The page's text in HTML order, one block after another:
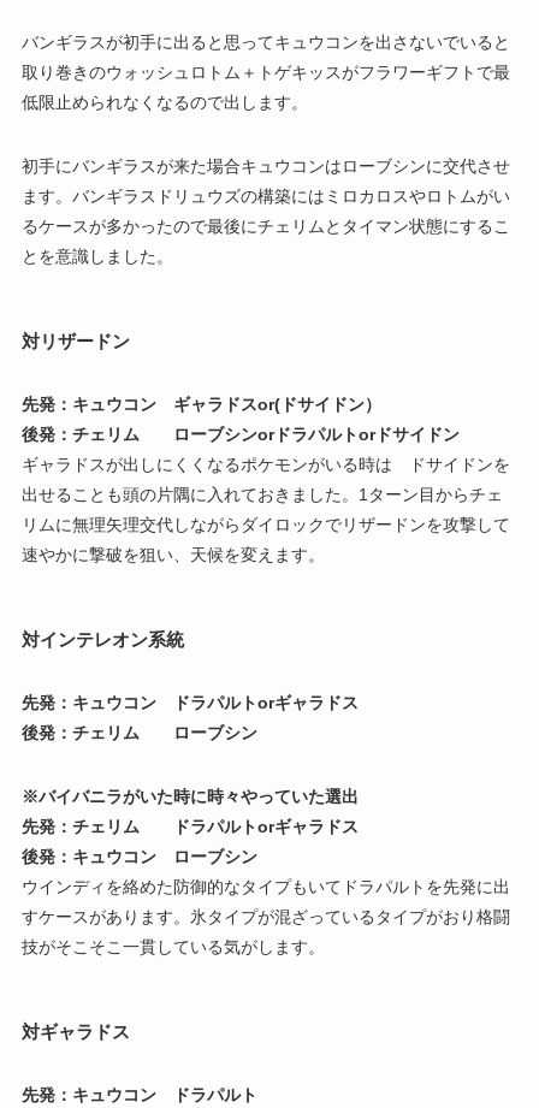
バンギラスが初手に出ると思ってキュウコンを出さないでいると
取り巻きのウォッシュロトム＋トゲキッスがフラワーギフトで最
低限止められなくなるので出します。
初手にバンギラスが来た場合キュウコンはローブシンに交代させ
ます。バンギラスドリュウズの構築にはミロカロスやロトムがい
るケースが多かったので最後にチェリムとタイマン状態にするこ
とを意識しました。
対リザードン
先発：キュウコン ギャラドスor(ドサイドン）
後発：チェリム ローブシンorドラパルトorドサイドン
ギャラドスが出しにくくなるポケモンがいる時は ドサイドンを
出せることも頭の片隅に入れておきました。1ターン目からチェ
リムに無理矢理交代しながらダイロックでリザードンを攻撃して
速やかに撃破を狙い、天候を変えます。
対インテレオン系統
先発：キュウコン ドラパルトorギャラドス
後発：チェリム ローブシン
※バイバニラがいた時に時々やっていた選出
先発：チェリム ドラパルトorギャラドス
後発：キュウコン ローブシン
ウインディを絡めた防御的なタイプもいてドラパルトを先発に出
すケースがあります。氷タイプが混ざっているタイプがおり格闘
技がそこそこ一貫している気がします。
対ギャラドス
先発：キュウコン ドラパルト